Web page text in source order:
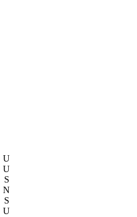
U
U
S
N
S
U